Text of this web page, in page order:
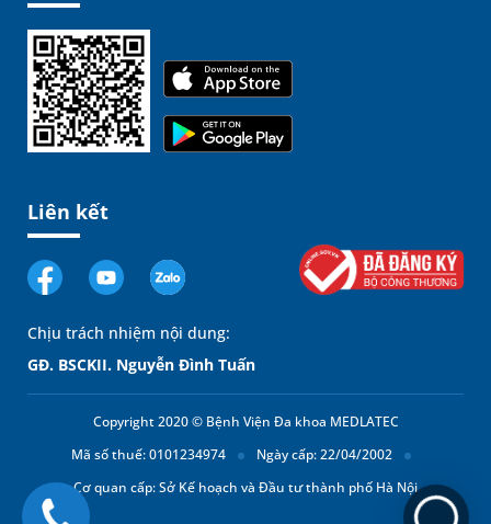
Liên kết
Chịu trách nhiệm nội dung:
GĐ. BSCKII. Nguyễn Đình Tuấn
Copyright 2020 © Bệnh Viện Đa khoa MEDLATEC
Mã số thuế: 0101234974
Ngày cấp: 22/04/2002
Cơ quan cấp: Sở Kế hoạch và Đầu tư thành phố Hà Nội